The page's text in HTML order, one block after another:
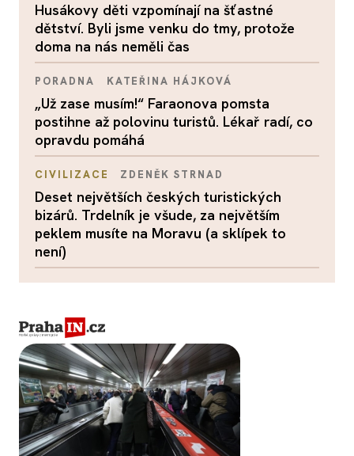
Husákovy děti vzpomínají na šťastné
dětství. Byli jsme venku do tmy, protože
doma na nás neměli čas
PORADNA KATEŘINA HÁJKOVÁ
„Už zase musím!“ Faraonova pomsta
postihne až polovinu turistů. Lékař radí, co
opravdu pomáhá
CIVILIZACE ZDENĚK STRNAD
Deset největších českých turistických
bizárů. Trdelník je všude, za největším
peklem musíte na Moravu (a sklípek to
není)